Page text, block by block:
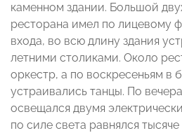
каменном здании. Большой
ресторана имел по лицевому
входа, во всю длину здания
летними столиками. Около
оркестр, а по воскресеньям в
устраивались танцы. По
освещался двумя
по силе света равнялся